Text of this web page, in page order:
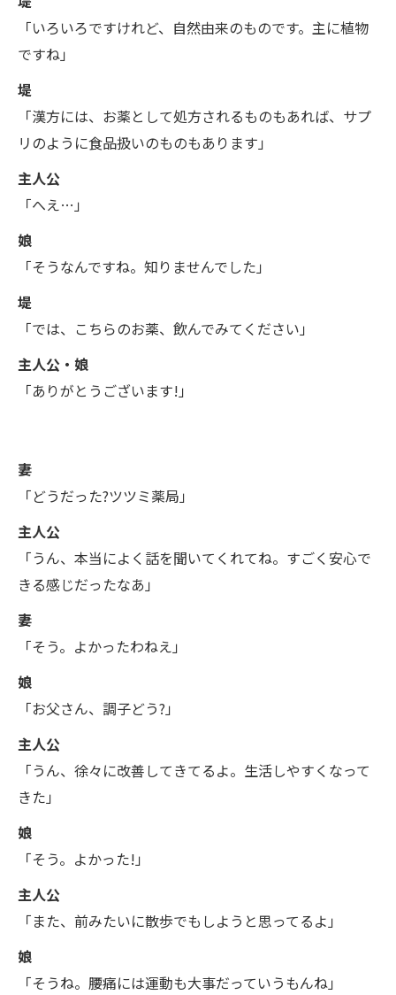
「いろいろですけれど、自然由来のものです。主に植物
ですね」
堤
「漢方には、お薬として処方されるものもあれば、サプ
リのように食品扱いのものもあります」
主人公
「へえ…」
娘
「そうなんですね。知りませんでした」
堤
「では、こちらのお薬、飲んでみてください」
主人公・娘
「ありがとうございます!」
妻
「どうだった?ツツミ薬局」
主人公
「うん、本当によく話を聞いてくれてね。すごく安心で
きる感じだったなあ」
妻
「そう。よかったわねえ」
娘
「お父さん、調子どう?」
主人公
「うん、徐々に改善してきてるよ。生活しやすくなって
きた」
娘
「そう。よかった!」
主人公
「また、前みたいに散歩でもしようと思ってるよ」
娘
「そうね。腰痛には運動も大事だっていうもんね」